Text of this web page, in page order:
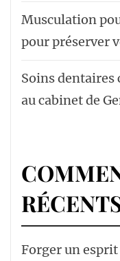
Musculation
pour préserver
Soins dentaires
au cabinet de
Forger un